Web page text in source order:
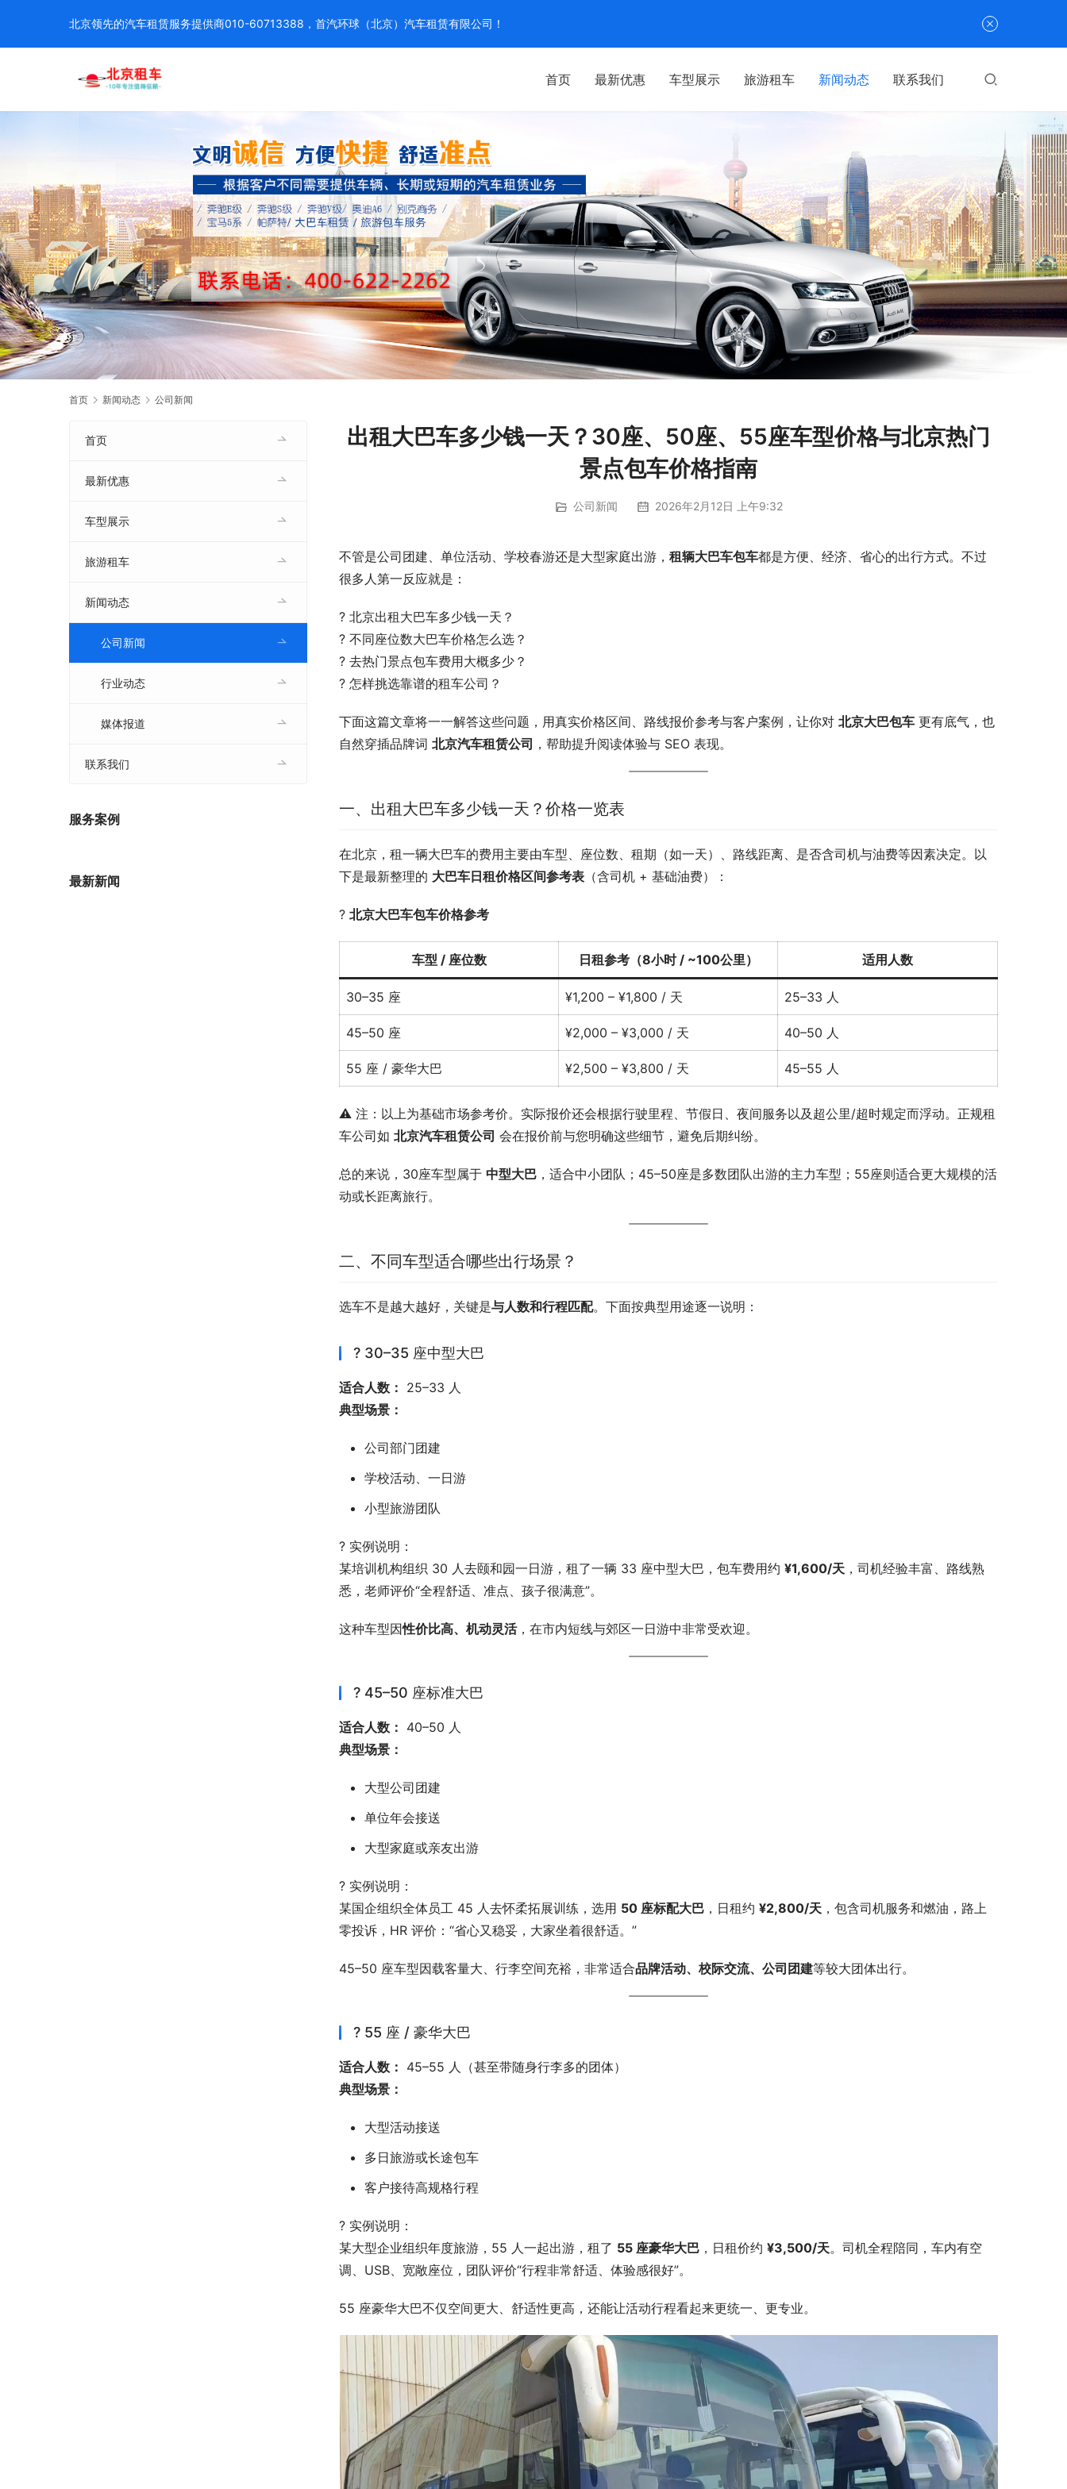
首页 最新优惠 车型展示 旅游租车 新闻动态 联系我们
首页 新闻动态 公司新闻
出租大巴车多少钱一天？30座、50座、55座车型价格与北京热门
景点包车价格指南
公司新闻 2026年2月12日 上午9:32
不管是公司团建、单位活动、学校春游还是大型家庭出游， 租辆大巴车包车都是方便、经济、省心的出行方式。不过
很多人第一反应就是：
? 北京出租大巴车多少钱一天？
? 不同座位数大巴车价格怎么选？
? 去热门景点包车费用大概多少？
? 怎样挑选靠谱的租车公司？
下面这篇文章将一一解答这些问题，用真实价格区间、路线报价参考与客户案例，让你对 北京大巴包车 更有底气，也
自然穿插品牌词 北京汽车租赁公司 ，帮助提升阅读体验与 SEO 表现。
一、出租大巴车多少钱一天？价格一览表
在北京，租一辆大巴车的费用主要由车型、座位数、租期（如一天）、路线距离、是否含司机与油费等因素决定。以
下是最新整理的 大巴车日租价格区间参考表 （含司机 + 基础油费）：
? 北京大巴车包车价格参考
车型 / 座位数 日租参考（8小时 / ~100公里） 适用人数
30–35 座 ¥1,200 – ¥1,800 / 天 25–33 人
45–50 座 ¥2,000 – ¥3,000 / 天 40–50 人
55 座 / 豪华大巴 ¥2,500 – ¥3,800 / 天 45–55 人
⚠️ 注：以上为基础市场参考价。实际报价还会根据行驶里程、节假日、夜间服务以及超公里/超时规定而浮动。正规租
车公司如 北京汽车租赁公司 会在报价前与您明确这些细节，避免后期纠纷。
总的来说，30座车型属于 中型大巴 ，适合中小团队；45–50座是多数团队出游的主力车型；55座则适合更大规模的活
动或长距离旅行。
二、不同车型适合哪些出行场景？
选车不是越大越好，关键是与人数和行程匹配。下面按典型用途逐一说明：
? 30–35 座中型大巴
适合人数： 25–33 人
典型场景：
公司部门团建
学校活动、一日游
小型旅游团队
? 实例说明：
某培训机构组织 30 人去颐和园一日游，租了一辆 33 座中型大巴，包车费用约 ¥1,600/天 ，司机经验丰富、路线熟
悉，老师评价“全程舒适、准点、孩子很满意”。
这种车型因性价比高、机动灵活，在市内短线与郊区一日游中非常受欢迎。
? 45–50 座标准大巴
适合人数： 40–50 人
典型场景：
大型公司团建
单位年会接送
大型家庭或亲友出游
? 实例说明：
某国企组织全体员工 45 人去怀柔拓展训练，选用 50 座标配大巴 ，日租约 ¥2,800/天 ，包含司机服务和燃油，路上
零投诉，HR 评价：“省心又稳妥，大家坐着很舒适。”
45–50 座车型因载客量大、行李空间充裕，非常适合品牌活动、校际交流、公司团建等较大团体出行。
? 55 座 / 豪华大巴
适合人数： 45–55 人（甚至带随身行李多的团体）
典型场景：
大型活动接送
多日旅游或长途包车
客户接待高规格行程
? 实例说明：
某大型企业组织年度旅游，55 人一起出游，租了 55 座豪华大巴 ，日租价约 ¥3,500/天。司机全程陪同，车内有空
调、USB、宽敞座位，团队评价“行程非常舒适、体验感很好”。
55 座豪华大巴不仅空间更大、舒适性更高，还能让活动行程看起来更统一、更专业。
首页
最新优惠
车型展示
旅游租车
新闻动态
公司新闻
行业动态
媒体报道
联系我们
服务案例
最新新闻
北京领先的汽车租赁服务提供商010-60713388，首汽环球（北京）汽车租赁有限公司！